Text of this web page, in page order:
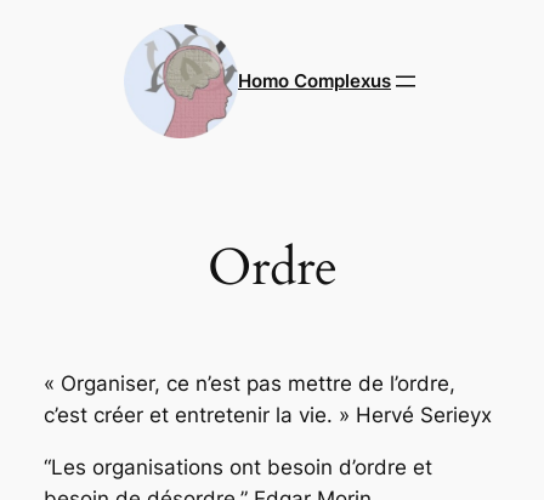
Homo Complexus
Ordre
« Organiser, ce n’est pas mettre de l’ordre,
c’est créer et entretenir la vie. » Hervé Serieyx
“Les organisations ont besoin d’ordre et